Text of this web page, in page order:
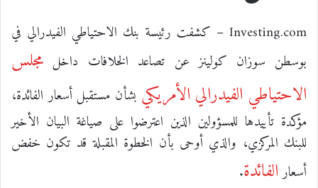
Investing.com – كشفت رئيسة بنك الاحتياطي الفيدرالي في
بوسطن سوزان كولينز عن تصاعد الخلافات داخل مجلس
الاحتياطي الفيدرالي الأمريكي بشأن مستقبل أسعار الفائدة،
مؤكدة تأييدها للمسؤولين الذين اعترضوا على صياغة البيان الأخير
للبنك المركزي، والذي أوحى بأن الخطوة المقبلة قد تكون خفض
أسعارالفائدة.